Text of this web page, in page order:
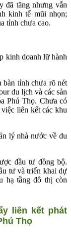
tăng nhưng vẫn
kinh tế mũi nhọn;
tỉnh chưa cao.
kinh doanh lữ hành
tỉnh chưa rõ nét
du lịch và các sản
Phú Thọ. Chưa có
liên kết các khu
lý nhà nước về du
đầu tư đồng bộ.
tư và triển khai dự
hạ tầng đô thị còn
liên kết phát
Thọ